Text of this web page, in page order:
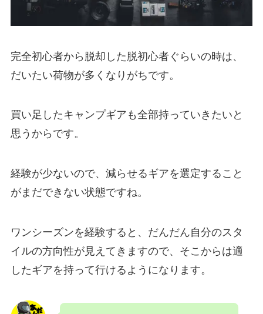
完全初心者から脱却した脱初心者ぐらいの時は、
だいたい荷物が多くなりがちです。
買い足したキャンプギアも全部持っていきたいと
思うからです。
経験が少ないので、減らせるギアを選定すること
がまだできない状態ですね。
ワンシーズンを経験すると、だんだん自分のスタ
イルの方向性が見えてきますので、そこからは適
したギアを持って行けるようになります。